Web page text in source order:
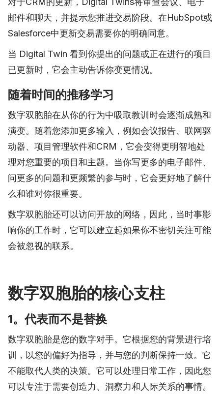
邮件和聊天，并提示您推进交易阶段。在HubSpot或
Salesforce中更新交易需要你的明确同意。
当 Digital Twin 看到你提出的问题或正在进行的项目
已更新时，它会主动告诉你变更情况。
随着时间的推移学习
数字双胞胎在从你的行为中吸取教训时会逐渐成熟和
演变。随着您添加更多输入，例如会议报告、联网驱
动器、项目管理软件和CRM，它会变得更明智地处
理对您重要的项目和主题。当你写更多的电子邮件、
问更多的问题和更频繁的参与时，它会更好地了解什
么和谁对你很重要。
数字双胞胎还可以访问开放的网络，因此，当时事影
响你的工作时，它可以建立起如果你不密切关注可能
会被忽视的联系。
数字双胞胎的核心支柱
1。代表而不是替换
数字双胞胎是您的数字对手。它根据您的背景进行培
训，以您的偏好为指导，并与您的判断保持一致。它
不能取代人类的决策。它可以处理日常工作，因此您
可以专注于需要创造力、洞察力和人际关系的事情。